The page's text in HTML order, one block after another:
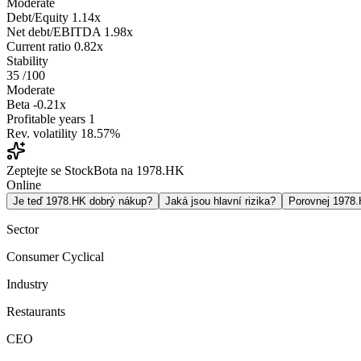
Moderate
Debt/Equity 1.14x
Net debt/EBITDA 1.98x
Current ratio 0.82x
Stability
35 /100
Moderate
Beta -0.21x
Profitable years 1
Rev. volatility 18.57%
Zeptejte se StockBota na 1978.HK
Online
Je teď 1978.HK dobrý nákup? Jaká jsou hlavní rizika? Porovnej
Sector
Consumer Cyclical
Industry
Restaurants
CEO